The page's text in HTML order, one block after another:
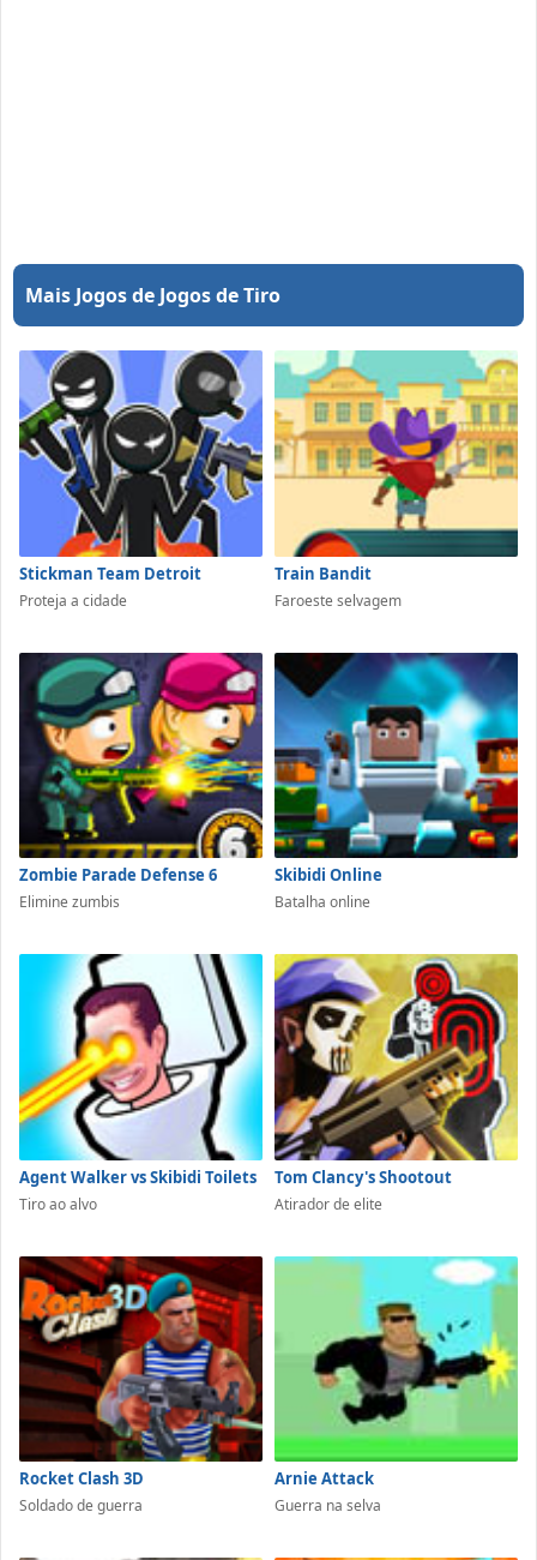
Mais Jogos de Jogos de Tiro
Stickman Team Detroit
Proteja a cidade
Train Bandit
Faroeste selvagem
Zombie Parade Defense 6
Elimine zumbis
Skibidi Online
Batalha online
Agent Walker vs Skibidi Toilets
Tiro ao alvo
Tom Clancy's Shootout
Atirador de elite
Rocket Clash 3D
Soldado de guerra
Arnie Attack
Guerra na selva